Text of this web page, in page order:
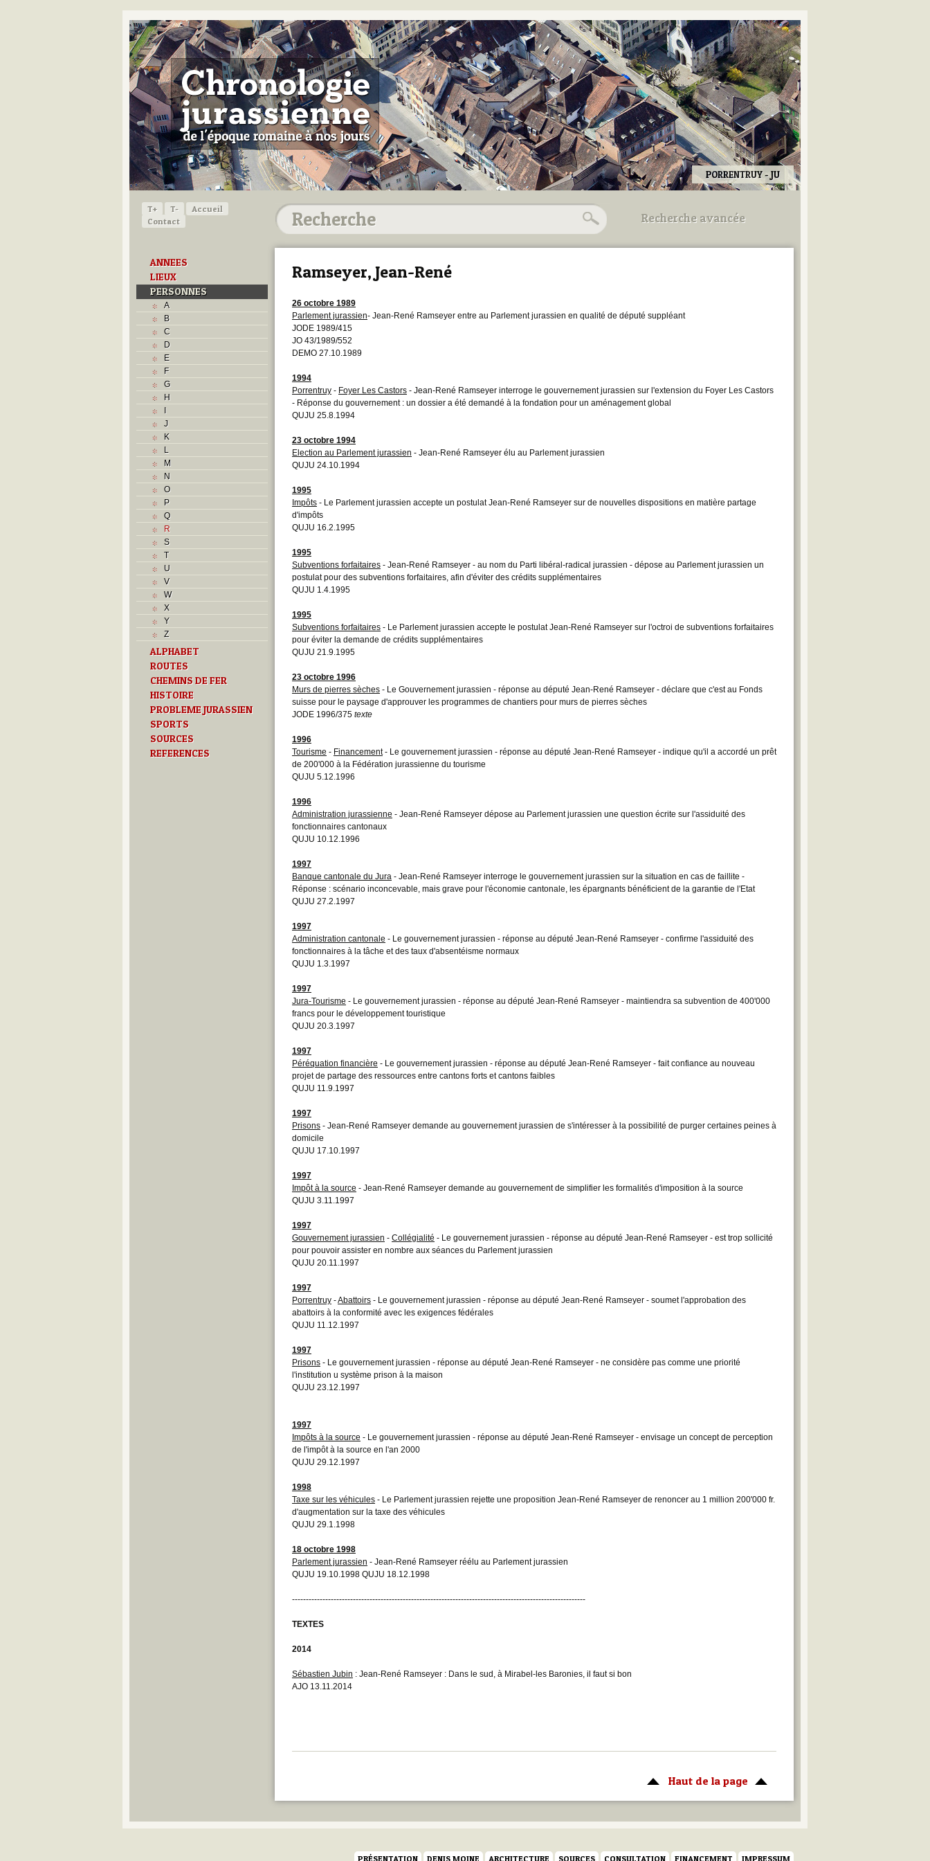
PORRENTRUY - JU
T+ T-
Accueil
Contact
ANNEES
LIEUX
PERSONNES
A
B
C
D
E
F
G
H
I
J
K
L
M
N
O
P
Q
R
S
T
U
V
W
X
Y
Z
ALPHABET
ROUTES
CHEMINS DE FER
HISTOIRE
PROBLEME JURASSIEN
SPORTS
SOURCES
REFERENCES
Recherche avancée
Utilisez les champs ci-dessous
Ramseyer, Jean-René
26 octobre 1989
Parlement jurassien- Jean-René Ramseyer entre au Parlement jurassien en qualité de député suppléant
JODE 1989/415
JO 43/1989/552
DEMO 27.10.1989
1994
Porrentruy - Foyer Les Castors - Jean-René Ramseyer interroge le gouvernement jurassien sur l'extension du Foyer Les Castors
- Réponse du gouvernement : un dossier a été demandé à la fondation pour un aménagement global
QUJU 25.8.1994
23 octobre 1994
Election au Parlement jurassien - Jean-René Ramseyer élu au Parlement jurassien
QUJU 24.10.1994
1995
Impôts - Le Parlement jurassien accepte un postulat Jean-René Ramseyer sur de nouvelles dispositions en matière partage
d'impôts
QUJU 16.2.1995
1995
Subventions forfaitaires - Jean-René Ramseyer - au nom du Parti libéral-radical jurassien - dépose au Parlement jurassien un
postulat pour des subventions forfaitaires, afin d'éviter des crédits supplémentaires
QUJU 1.4.1995
1995
Subventions forfaitaires - Le Parlement jurassien accepte le postulat Jean-René Ramseyer sur l'octroi de subventions forfaitaires
pour éviter la demande de crédits supplémentaires
QUJU 21.9.1995
23 octobre 1996
Murs de pierres sèches - Le Gouvernement jurassien - réponse au député Jean-René Ramseyer - déclare que c'est au Fonds
suisse pour le paysage d'approuver les programmes de chantiers pour murs de pierres sèches
JODE 1996/375 texte
1996
Tourisme - Financement- Le gouvernement jurassien - réponse au député Jean-René Ramseyer - indique qu'il a accordé un prêt
de 200'000 à la Fédération jurassienne du tourisme
QUJU 5.12.1996
1996
Administration jurassienne - Jean-René Ramseyer dépose au Parlement jurassien une question écrite sur l'assiduité des
fonctionnaires cantonaux
QUJU 10.12.1996
1997
Banque cantonale du Jura - Jean-René Ramseyer interroge le gouvernement jurassien sur la situation en cas de faillite -
Réponse : scénario inconcevable, mais grave pour l'économie cantonale, les épargnants bénéficient de la garantie de l'Etat
QUJU 27.2.1997
1997
Administration cantonale - Le gouvernement jurassien - réponse au député Jean-René Ramseyer - confirme l'assiduité des
fonctionnaires à la tâche et des taux d'absentéisme normaux
QUJU 1.3.1997
1997
Jura-Tourisme - Le gouvernement jurassien - réponse au député Jean-René Ramseyer - maintiendra sa subvention de 400'000
francs pour le développement touristique
QUJU 20.3.1997
1997
Péréquation financière - Le gouvernement jurassien - réponse au député Jean-René Ramseyer - fait confiance au nouveau
projet de partage des ressources entre cantons forts et cantons faibles
QUJU 11.9.1997
1997
Prisons - Jean-René Ramseyer demande au gouvernement jurassien de s'intéresser à la possibilité de purger certaines peines à
domicile
QUJU 17.10.1997
1997
Impôt à la source - Jean-René Ramseyer demande au gouvernement de simplifier les formalités d'imposition à la source
QUJU 3.11.1997
1997
Gouvernement jurassien - Collégialité - Le gouvernement jurassien - réponse au député Jean-René Ramseyer - est trop sollicité
pour pouvoir assister en nombre aux séances du Parlement jurassien
QUJU 20.11.1997
1997
Porrentruy -Abattoirs - Le gouvernement jurassien - réponse au député Jean-René Ramseyer - soumet l'approbation des
abattoirs à la conformité avec les exigences fédérales
QUJU 11.12.1997
1997
Prisons - Le gouvernement jurassien - réponse au député Jean-René Ramseyer - ne considère pas comme une priorité
l'institution u système prison à la maison
QUJU 23.12.1997
1997
Impôts à la source - Le gouvernement jurassien - réponse au député Jean-René Ramseyer - envisage un concept de perception
de l'impôt à la source en l'an 2000
QUJU 29.12.1997
1998
Taxe sur les véhicules - Le Parlement jurassien rejette une proposition Jean-René Ramseyer de renoncer au 1 million 200'000 fr.
d'augmentation sur la taxe des véhicules
QUJU 29.1.1998
18 octobre 1998
Parlement jurassien - Jean-René Ramseyer réélu au Parlement jurassien
QUJU 19.10.1998 QUJU 18.12.1998
----------------------------------------------------------------------------------------------------------
TEXTES
2014
Sébastien Jubin : Jean-René Ramseyer : Dans le sud, à Mirabel-les Baronies, il faut si bon
AJO 13.11.2014
Haut de la page
PRÉSENTATION DENIS MOINE ARCHITECTURE SOURCES CONSULTATION FINANCEMENT IMPRESSUM